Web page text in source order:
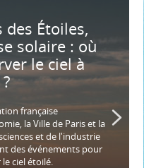
des Étoiles,
solaire : où
le ciel à
française
la Ville de Paris et la
et de l'industrie
des événements pour
ciel étoilé.
Next